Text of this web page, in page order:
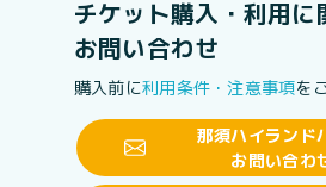
チケット購入・利用に
お問い合わせ
購入前に利用条件・注意事項を
那須ハイランド
お問い合わ